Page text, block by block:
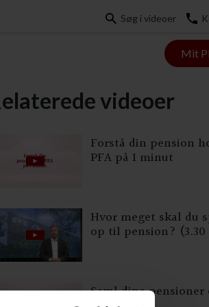
Søg i videoer
Mit
videoer
Forstå din pension
PFA på 1 minut
Hvor meget skal du
op til pension?
Saml dine pensioner